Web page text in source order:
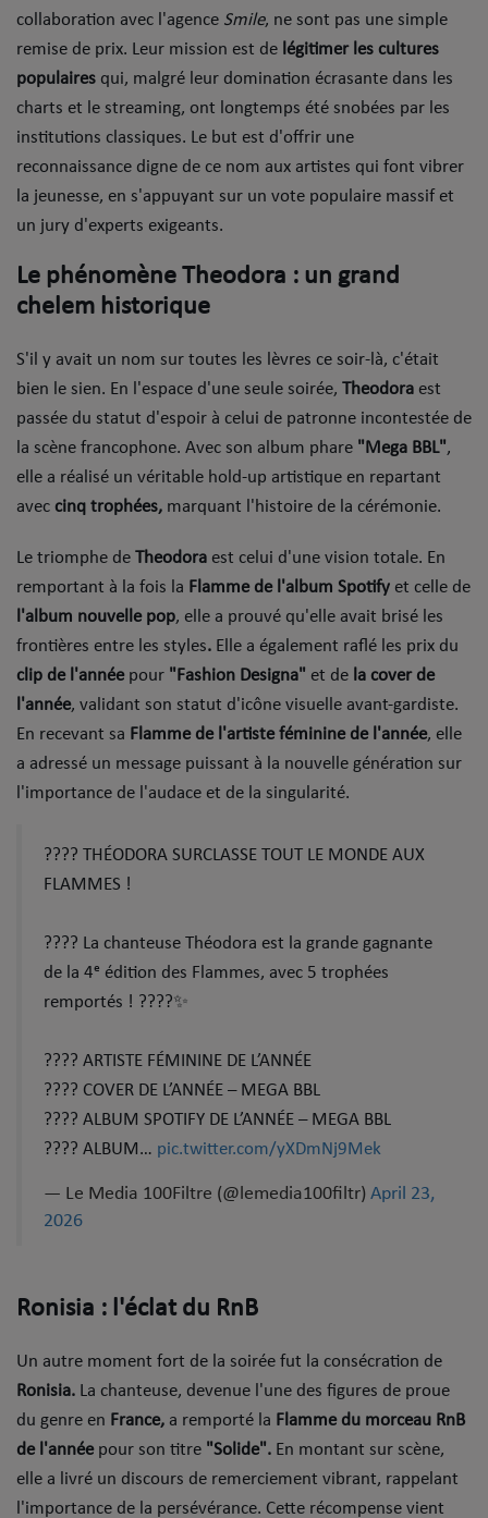
Sport
Mode
Cinéma
Dossiers
AGENDA
Festivals
CONCOURS
Top Soul Addict
Wiki RnB
SOUL ADDICT RADIO
Grille des programmes
Titres diffusés
T'Chat
L'équipe Soul Addict
Service Commercial
collaboration avec l'agence Smile, ne sont pas une simple
remise de prix. Leur mission est de légitimer les cultures
populaires qui, malgré leur domination écrasante dans les
charts et le streaming, ont longtemps été snobées par les
institutions classiques. Le but est d'offrir une
reconnaissance digne de ce nom aux artistes qui font vibrer
la jeunesse, en s'appuyant sur un vote populaire massif et
un jury d'experts exigeants.
​Le phénomène Theodora : un grand
chelem historique
​S'il y avait un nom sur toutes les lèvres ce soir-là, c'était
bien le sien. En l'espace d'une seule soirée, Theodora est
passée du statut d'espoir à celui de patronne incontestée de
la scène francophone. Avec son album phare "Mega BBL",
elle a réalisé un véritable hold-up artistique en repartant
avec cinq trophées, marquant l'histoire de la cérémonie.
​Le triomphe de Theodora est celui d'une vision totale. En
remportant à la fois la Flamme de l'album Spotify et celle de
l'album nouvelle pop, elle a prouvé qu'elle avait brisé les
frontières entre les styles. Elle a également raflé les prix du
clip de l'annéepour "Fashion Designa" et de la cover de
l'année, validant son statut d'icône visuelle avant-gardiste.
En recevant sa Flamme de l'artiste féminine de l'année, elle
a adressé un message puissant à la nouvelle génération sur
l'importance de l'audace et de la singularité.
???? THÉODORA SURCLASSE TOUT LE MONDE AUX
FLAMMES !
???? La chanteuse Théodora est la grande gagnante
de la 4ᵉ édition des Flammes, avec 5 trophées
remportés ! ????✨
???? ARTISTE FÉMININE DE L’ANNÉE
???? COVER DE L’ANNÉE – MEGA BBL
???? ALBUM SPOTIFY DE L’ANNÉE – MEGA BBL
???? ALBUM… pic.twitter.com/yXDmNj9Mek
— Le Media 100Filtre (@lemedia100filtr) April 23,
2026
​Ronisia : l'éclat du RnB
​Un autre moment fort de la soirée fut la consécration de
Ronisia. La chanteuse, devenue l'une des figures de proue
du genre en France, a remporté la Flamme du morceau RnB
de l'annéepour son titre "Solide". En montant sur scène,
elle a livré un discours de remerciement vibrant, rappelant
l'importance de la persévérance. Cette récompense vient